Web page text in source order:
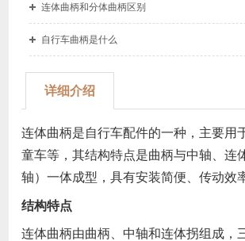
连体曲柄和分体曲柄区别
自行车曲柄是什么
详细介绍
连体曲柄是自行车配件的一种，主要用
童车等，其结构特点是曲柄与中轴、连
轴）一体成型，具有安装简便、传动效
结构特点
连体曲柄由曲柄、中轴和连体拐组成，